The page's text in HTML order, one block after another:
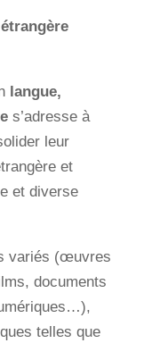
langue,
s’adresse à
leur
et
et diverse
variés (œuvres
documents
telles que